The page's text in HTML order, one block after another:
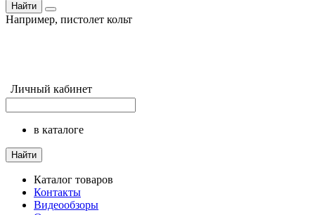
Найти
Например, пистолет кольт
Личный кабинет
в каталоге
Найти
Каталог товаров
Контакты
Видеообзоры